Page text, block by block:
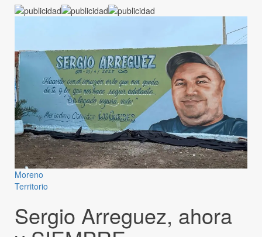
Moreno
Territorio
Sergio Arreguez, ahora